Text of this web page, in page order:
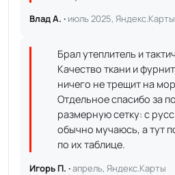
Влад А. · июль 2025, Яндекс.Карты
Брал утеплитель и
Качество ткани и
ничего не трещит на
Отдельное спасибо за
размерную сетку: с
обычно мучаюсь, а тут
по их таблице.
Игорь П. ·апрель, Яндекс.Карты